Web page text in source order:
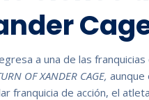
a una de las franquicias
OF XANDER CAGE, aunque
franquicia de acción, el